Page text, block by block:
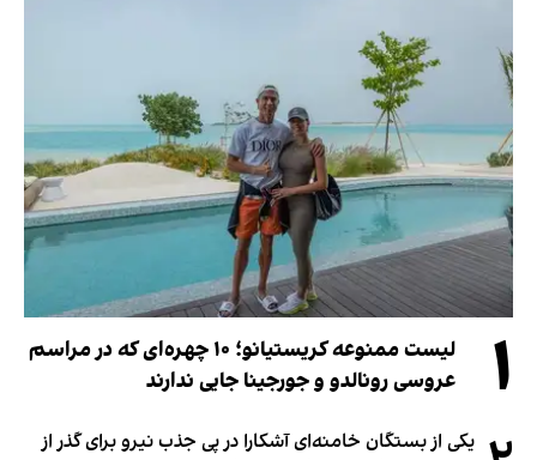
۱
لیست ممنوعه کریستیانو؛ ۱۰ چهره‌ای که در مراسم
عروسی رونالدو و جورجینا جایی ندارند
یکی از بستگان خامنه‌ای آشکارا در پی جذب نیرو برای گذر از